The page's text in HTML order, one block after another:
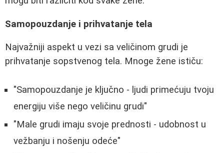
Samopouzdanje i prihvatanje tela
Najvažniji aspekt u vezi sa veličinom grudi je
prihvatanje sopstvenog tela. Mnoge žene ističu:
"Samopouzdanje je ključno - ljudi primećuju tvoju
energiju više nego veličinu grudi"
"Male grudi imaju svoje prednosti - udobnost u
vežbanju i nošenju odeće"